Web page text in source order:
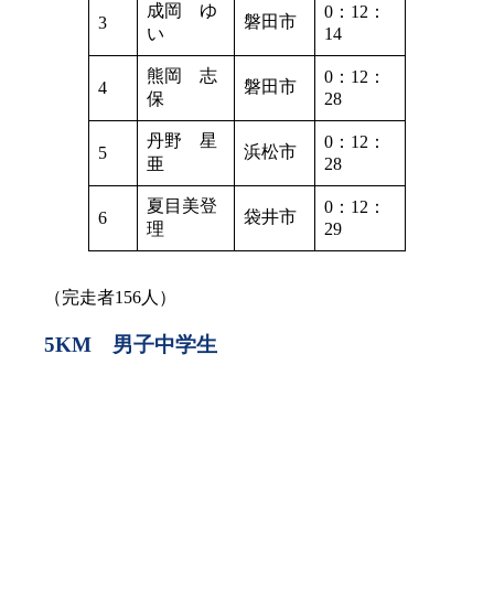
3
成岡 ゆ
い
磐田市
0：12：
14
4
熊岡 志
保
磐田市
0：12：
28
5
丹野 星
亜
浜松市
0：12：
28
6
夏目美登
理
袋井市
0：12：
29
（完走者156人）
5KM 男子中学生